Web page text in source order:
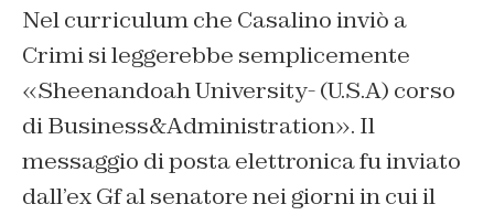
Nel curriculum che Casalino inviò a
Crimi si leggerebbe semplicemente
«Sheenandoah University- (U.S.A) corso
di Business&Administration». Il
messaggio di posta elettronica fu inviato
dall’ex Gf al senatore nei giorni in cui il